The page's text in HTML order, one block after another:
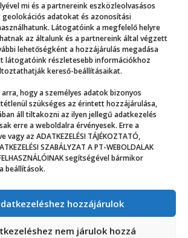
mi és a partnereink eszközleolvasásos
adatokat és azonosítási
Látogatóink a megfelelő helyre
az általunk és a partnereink által végzett
lehetőségként a hozzájárulás megadása
látogatóink részletesebb információkhoz
kereső-beállításaikat.
hogy a személyes adatok bizonyos
szükséges az érintett hozzájárulása,
áll tiltakozni az ilyen jellegű adatkezelés
erre a weboldalra érvényesek. Erre a
az ADATKEZELÉSI TÁJÉKOZTATÓ,
SZABÁLYZAT A PT-WEBOLDALAK
segítségével bármikor
beállítások.
hozzájárulok
nem járulok hozzá
remek vakáció